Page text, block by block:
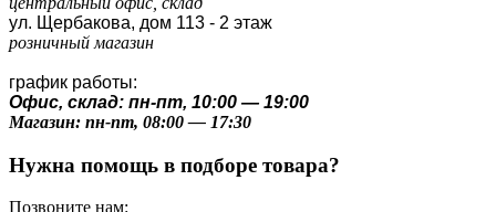
ул. Щербакова, дом 113 - 2 этаж
розничный магазин
график работы:
Офис, склад: пн-пт, 10:00 — 19:00
Магазин: пн-пт, 08:00 — 17:30
Нужна помощь в подборе товара?
Позвоните нам: